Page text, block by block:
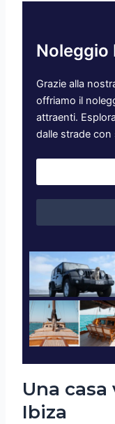
Noleggio
Grazie alla
offriamo il
attraenti.
dalle strade con
Una casa
Ibiza